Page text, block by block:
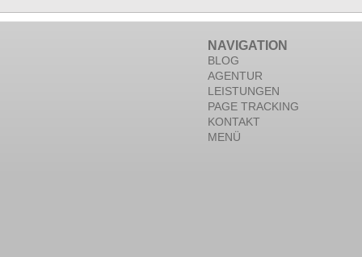
NAVIGATION
BLOG
AGENTUR
LEISTUNGEN
PAGE TRACKING
KONTAKT
MENÜ